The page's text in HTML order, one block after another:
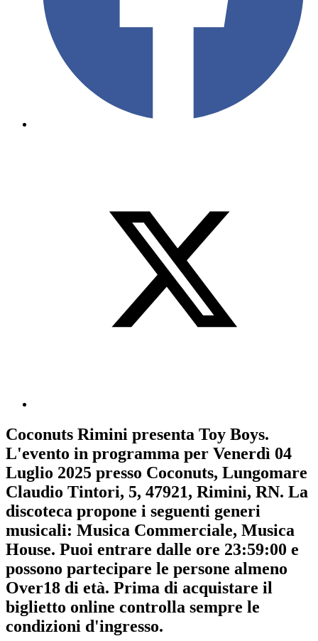
Coconuts Rimini presenta Toy Boys.
L'evento in programma per Venerdì 04
Luglio 2025 presso Coconuts, Lungomare
Claudio Tintori, 5, 47921, Rimini, RN. La
discoteca propone i seguenti generi
musicali: Musica Commerciale, Musica
House. Puoi entrare dalle ore 23:59:00 e
possono partecipare le persone almeno
Over18 di età. Prima di acquistare il
biglietto online controlla sempre le
condizioni d'ingresso.